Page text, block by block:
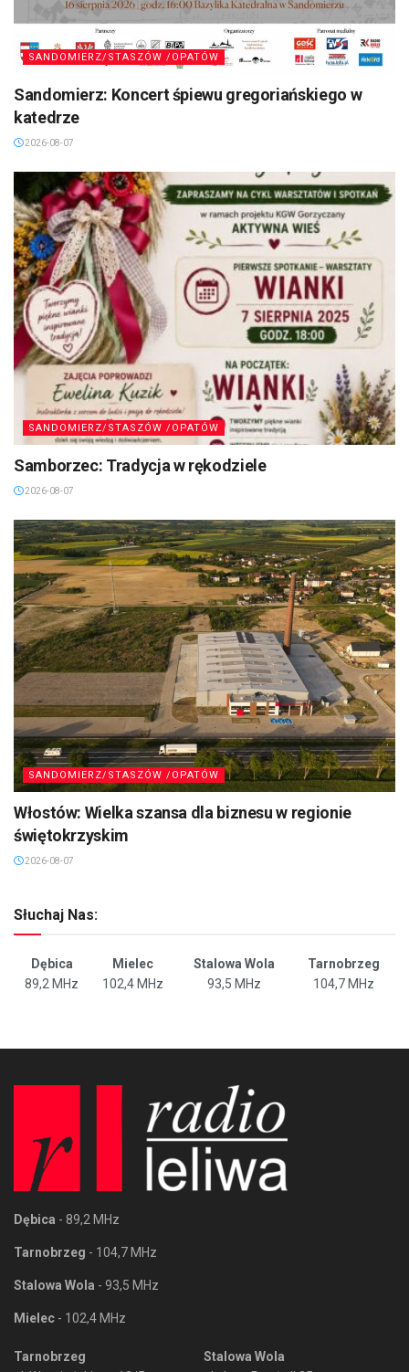
SANDOMIERZ/STASZÓW /OPATÓW
Sandomierz: Koncert śpiewu gregoriańskiego w
katedrze
2026-08-07
SANDOMIERZ/STASZÓW /OPATÓW
Samborzec: Tradycja w rękodziele
2026-08-07
SANDOMIERZ/STASZÓW /OPATÓW
Włostów: Wielka szansa dla biznesu w regionie
świętokrzyskim
2026-08-07
Słuchaj Nas:
Dębica Mielec Stalowa Wola
Tarnobrzeg
89,2 MHz
102,4 MHz 93,5 MHz 104,7 MHz
Dębica - 89,2 MHz
Tarnobrzeg - 104,7 MHz
Stalowa Wola - 93,5 MHz
Mielec - 102,4 MHz
Tarnobrzeg
Stalowa Wola